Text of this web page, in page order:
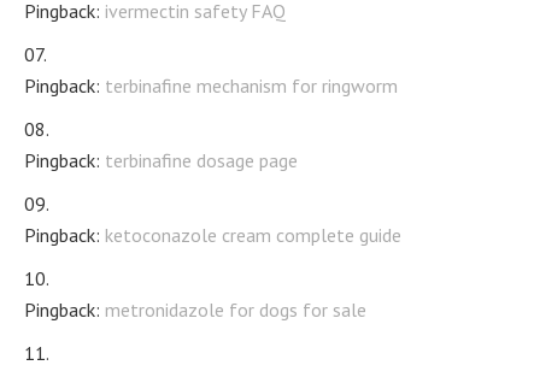
Pingback: ivermectin safety FAQ
Pingback: terbinafine mechanism for ringworm
Pingback: terbinafine dosage page
Pingback: ketoconazole cream complete guide
Pingback: metronidazole for dogs for sale